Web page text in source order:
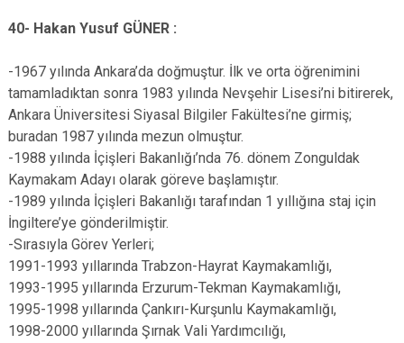
40- Hakan Yusuf GÜNER :
-1967 yılında Ankara’da doğmuştur. İlk ve orta öğrenimini
tamamladıktan sonra 1983 yılında Nevşehir Lisesi’ni bitirerek,
Ankara Üniversitesi Siyasal Bilgiler Fakültesi’ne girmiş;
buradan 1987 yılında mezun olmuştur.
-1988 yılında İçişleri Bakanlığı’nda 76. dönem Zonguldak
Kaymakam Adayı olarak göreve başlamıştır.
-1989 yılında İçişleri Bakanlığı tarafından 1 yıllığına staj için
İngiltere’ye gönderilmiştir.
-Sırasıyla Görev Yerleri;
1991-1993 yıllarında Trabzon-Hayrat Kaymakamlığı,
1993-1995 yıllarında Erzurum-Tekman Kaymakamlığı,
1995-1998 yıllarında Çankırı-Kurşunlu Kaymakamlığı,
1998-2000 yıllarında Şırnak Vali Yardımcılığı,